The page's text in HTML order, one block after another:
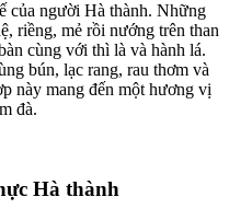
của người Hà thành. Những
riềng, mẻ rồi nướng trên than
cùng với thì là và hành lá.
bún, lạc rang, rau thơm và
này mang đến một hương vị
đà.
Hà thành